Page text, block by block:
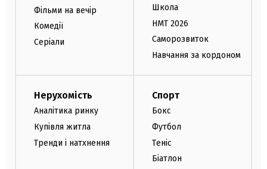
Фільми на вечір
Комедії
Серіали
Школа
НМТ 2026
Саморозвиток
Навчання за кордоном
Нерухомість
Аналітика ринку
Купівля житла
Тренди і натхнення
Спорт
Бокс
Футбол
Теніс
Біатлон